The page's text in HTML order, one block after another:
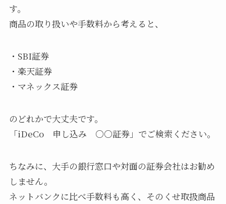
す。
商品の取り扱いや手数料から考えると、
・SBI証券
・楽天証券
・マネックス証券
のどれかで大丈夫です。
「iDeCo 申し込み ○○証券」でご検索ください。
ちなみに、大手の銀行窓口や対面の証券会社はお勧め
しません。
ネットバンクに比べ手数料も高く、そのくせ取扱商品